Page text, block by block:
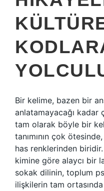
Bir kelime, bazen bir
anlatamayacağı kadar
tam olarak böyle bir
tanımının çok
has renklerinden
kimine göre alaycı bir
sokak dilinin, toplum
ilişkilerin tam